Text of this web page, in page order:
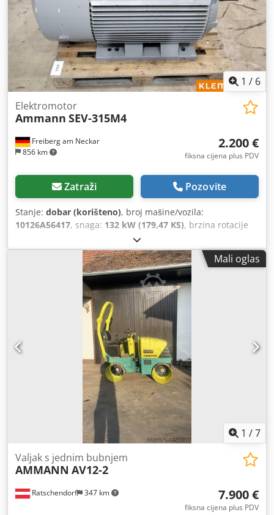
1 / 6
Freiberg am Neckar
856 km
Elektromotor
Ammann SEV-315M4
2.200 €
fiksna cijena plus PDV
Zatraži Pozovite
Stanje: dobar (korišteno), broj mašine/vozila:
10126A56417, snaga: 132 kW (179,47 KS), brzina rotacije
, ulazni napon:
228 A, ukupna masa:1.020 kg, ukupna dužina:1.200 mm,
800 mm, ukupna visina:1.100 mm,
Mali oglas
1 /7
Ratschendorf 347 km
Valjak s jednim bubnjem
AMMANN AV12-2
7.900 €
fiksna cijena plus PDV